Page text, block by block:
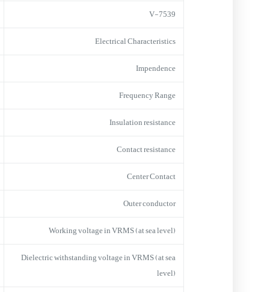
V-7539
Electrical Characteristics
Impendence
Frequency Range
Insulation resistance
Contact resistance
Center Contact
Outer conductor
Working voltage in VRMS (at sea level)
Dielectric withstanding voltage in VRMS (at sea
level)